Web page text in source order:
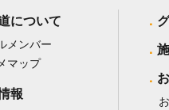
について
メンバー
マップ
報